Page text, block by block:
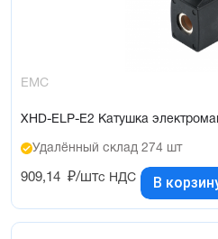
EMC
XHD-ELP-E2 Катушка
Удалённый склад 274 шт
909,14 ₽/штс НДС В